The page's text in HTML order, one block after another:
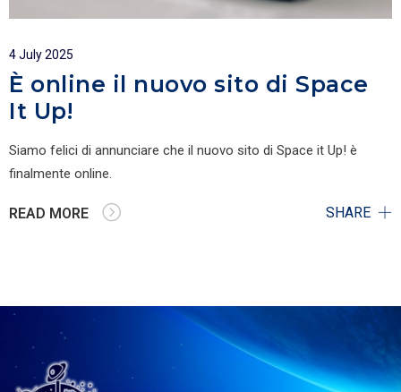
4 July 2025
È online il nuovo sito di Space
It Up!
Siamo felici di annunciare che il nuovo sito di Space it Up! è
finalmente online.
READ MORE SHARE